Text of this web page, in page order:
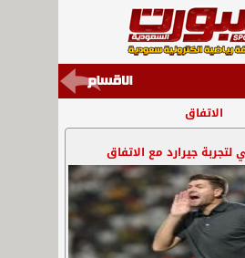
الاتفاق
جيرارد مع الاتفاق